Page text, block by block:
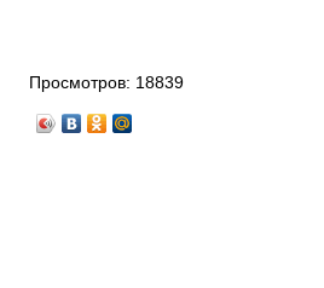
Просмотров: 18839